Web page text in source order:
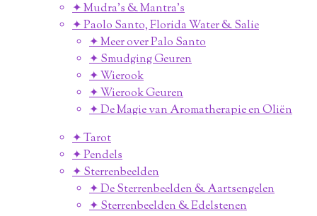
✦ Mudra's & Mantra's
✦ Paolo Santo, Florida Water & Salie
✦ Meer over Palo Santo
✦ Smudging Geuren
✦ Wierook
✦ Wierook Geuren
✦ De Magie van Aromatherapie en Oliën
✦ Tarot
✦ Pendels
✦ Sterrenbeelden
✦ De Sterrenbeelden & Aartsengelen
✦ Sterrenbeelden & Edelstenen